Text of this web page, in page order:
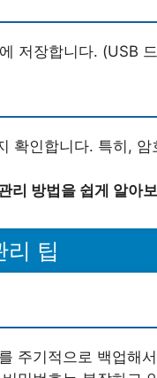
저장합니다. (USB
확인합니다. 특히,
리 방법을 쉽게 알아
리 팁
주기적으로 백업해